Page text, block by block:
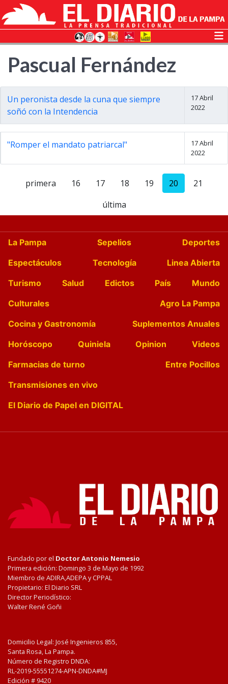
Pascual Fernández
Un peronista desde la cuna que siempre
soñó con la Intendencia
17 Abril
2022
"Romper el mandato patriarcal"
17 Abril
2022
primera 16 17 18 19 20
21
última
La Pampa Sepelios
Deportes
Espectáculos
Tecnología
Linea Abierta
Turismo
Salud Edictos País
Mundo
Culturales
Agro La Pampa
Cocina y Gastronomía
Suplementos Anuales
Horóscopo
Quiniela Opinion
Videos
Farmacias de turno
Entre Pocillos
Transmisiones en vivo
El Diario de Papel en DIGITAL
Fundado por el Doctor Antonio Nemesio
Primera edición: Domingo 3 de Mayo de 1992
Miembro de ADIRA,ADEPA y CPPAL
Propietario: El Diario SRL
Director Periodístico:
Walter René Goñi
Domicilio Legal: José Ingenieros 855,
Santa Rosa, La Pampa.
Número de Registro DNDA:
RL-2019-55551274-APN-DNDA#MJ
Edición # 9420